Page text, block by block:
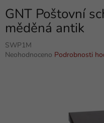
GNT Poštovní
měděná antik
SWP1M
Průměrné
Neohodnoceno Podrobnosti